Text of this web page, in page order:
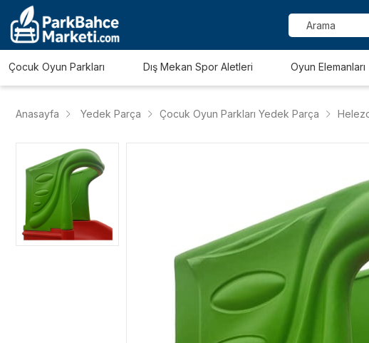
Çocuk Oyun Parkları Dış Mekan Spor Aletleri Oyun Elemanları
Anasayfa Yedek Parça Çocuk Oyun Parkları Yedek Parça